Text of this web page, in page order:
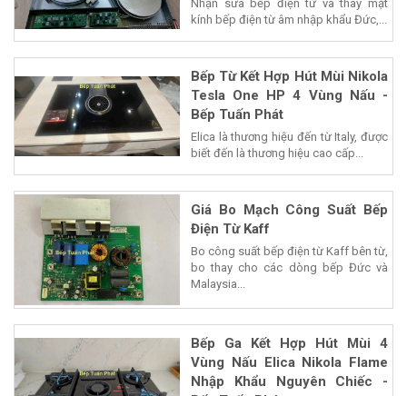
Nhận sửa bếp điện từ và thay mặt
kính bếp điện từ âm nhập khẩu Đức,...
Bếp Từ Kết Hợp Hút Mùi Nikola
Tesla One HP 4 Vùng Nấu -
Bếp Tuấn Phát
Elica là thương hiệu đến từ Italy, được
biết đến là thương hiệu cao cấp...
Giá Bo Mạch Công Suất Bếp
Điện Từ Kaff
Bo công suất bếp điện từ Kaff bên từ,
bo thay cho các dòng bếp Đức và
Malaysia...
Bếp Ga Kết Hợp Hút Mùi 4
Vùng Nấu Elica Nikola Flame
Nhập Khẩu Nguyên Chiếc -